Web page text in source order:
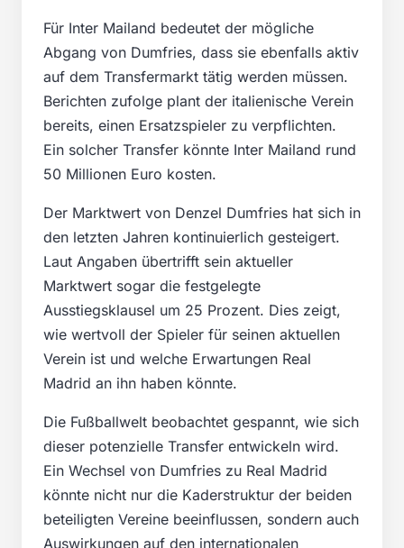
Für Inter Mailand bedeutet der mögliche
Abgang von Dumfries, dass sie ebenfalls aktiv
auf dem Transfermarkt tätig werden müssen.
Berichten zufolge plant der italienische Verein
bereits, einen Ersatzspieler zu verpflichten.
Ein solcher Transfer könnte Inter Mailand rund
50 Millionen Euro kosten.
Der Marktwert von Denzel Dumfries hat sich in
den letzten Jahren kontinuierlich gesteigert.
Laut Angaben übertrifft sein aktueller
Marktwert sogar die festgelegte
Ausstiegsklausel um 25 Prozent. Dies zeigt,
wie wertvoll der Spieler für seinen aktuellen
Verein ist und welche Erwartungen Real
Madrid an ihn haben könnte.
Die Fußballwelt beobachtet gespannt, wie sich
dieser potenzielle Transfer entwickeln wird.
Ein Wechsel von Dumfries zu Real Madrid
könnte nicht nur die Kaderstruktur der beiden
beteiligten Vereine beeinflussen, sondern auch
Auswirkungen auf den internationalen